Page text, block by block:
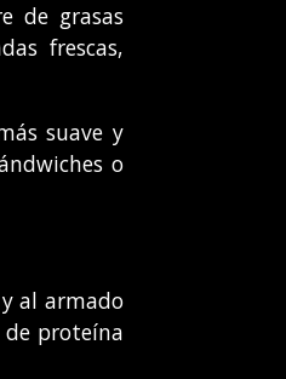
de grasas
frescas,
suave y
o
al armado
proteína